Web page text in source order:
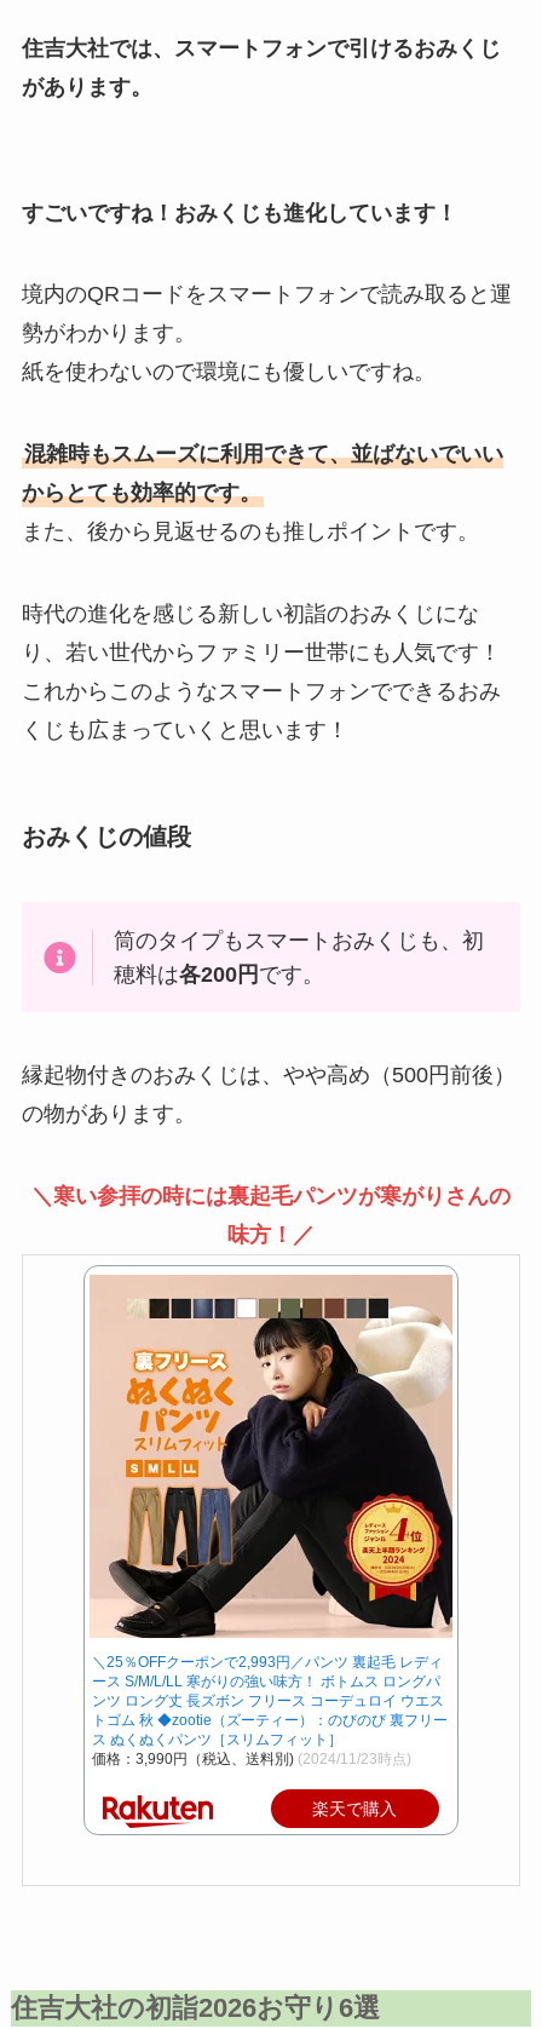
住吉大社では、スマートフォンで引けるおみくじ
があります。
すごいですね！おみくじも進化しています！
境内のQRコードをスマートフォンで読み取ると運
勢がわかります。
紙を使わないので環境にも優しいですね。
混雑時もスムーズに利用できて、並ばないでいい
からとても効率的です。
また、後から見返せるのも推しポイントです。
時代の進化を感じる新しい初詣のおみくじにな
り、若い世代からファミリー世帯にも人気です！
これからこのようなスマートフォンでできるおみ
くじも広まっていくと思います！
おみくじの値段
筒のタイプもスマートおみくじも、初
穂料は各200円 です。
縁起物付きのおみくじは、やや高め（500円前後）
の物があります。
＼寒い参拝の時には裏起毛パンツが寒がりさんの
味方！／
＼25％OFFクーポンで2,993円／パンツ 裏起毛 レディ
ース S/M/L/LL 寒がりの強い味方！ ボトムス ロングパ
ンツ ロング丈 長ズボン フリース コーデュロイ ウエス
トゴム 秋 ◆zootie（ズーティー）：のびのび 裏フリー
ス ぬくぬくパンツ［スリムフィット］
価格：3,990円（税込、送料別) (2024/11/23時点)
楽天で購入
住吉大社の初詣2026お守り 6選